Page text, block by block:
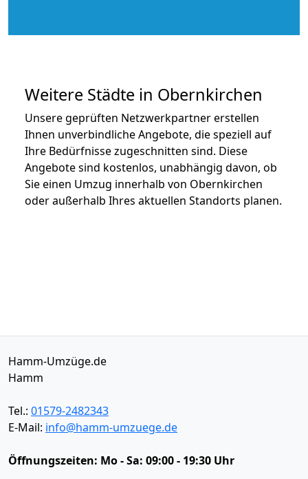
Weitere Städte in Obernkirchen
Unsere geprüften Netzwerkpartner erstellen
Ihnen unverbindliche Angebote, die speziell auf
Ihre Bedürfnisse zugeschnitten sind. Diese
Angebote sind kostenlos, unabhängig davon, ob
Sie einen Umzug innerhalb von Obernkirchen
oder außerhalb Ihres aktuellen Standorts planen.
Hamm-Umzüge.de
Hamm
Tel.: 01579-2482343
E-Mail: info@hamm-umzuege.de
Öffnungszeiten: Mo - Sa: 09:00 - 19:30 Uhr